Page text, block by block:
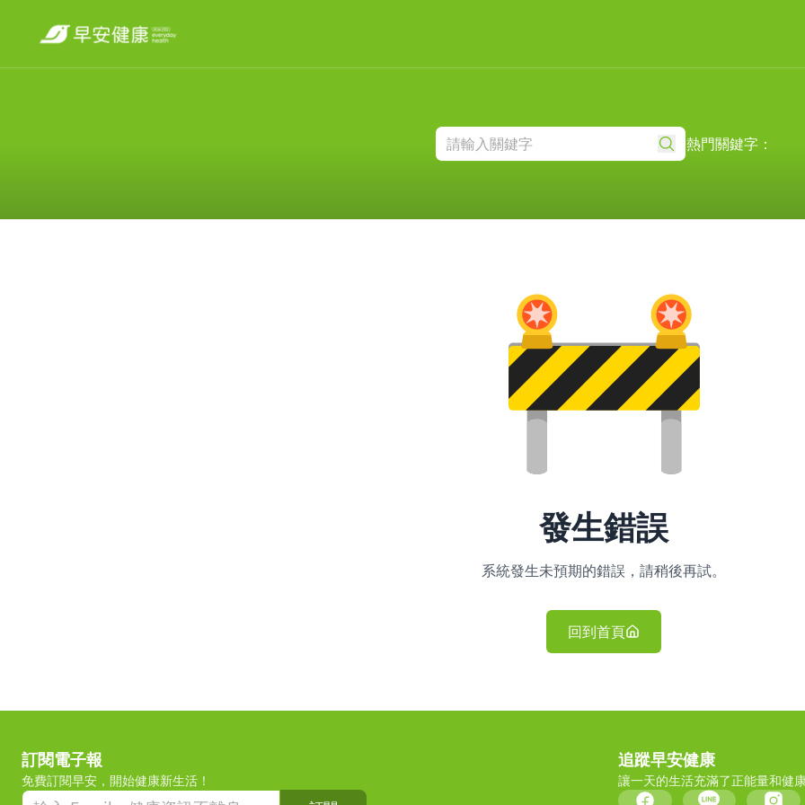
熱門關鍵字：
發生錯誤
系統發生未預期的錯誤，請稍後再試。
回到首頁
訂閱電子報
免費訂閱早安，開始健康新生活！
追蹤早安健康
讓一天的生活充滿了正能量和健